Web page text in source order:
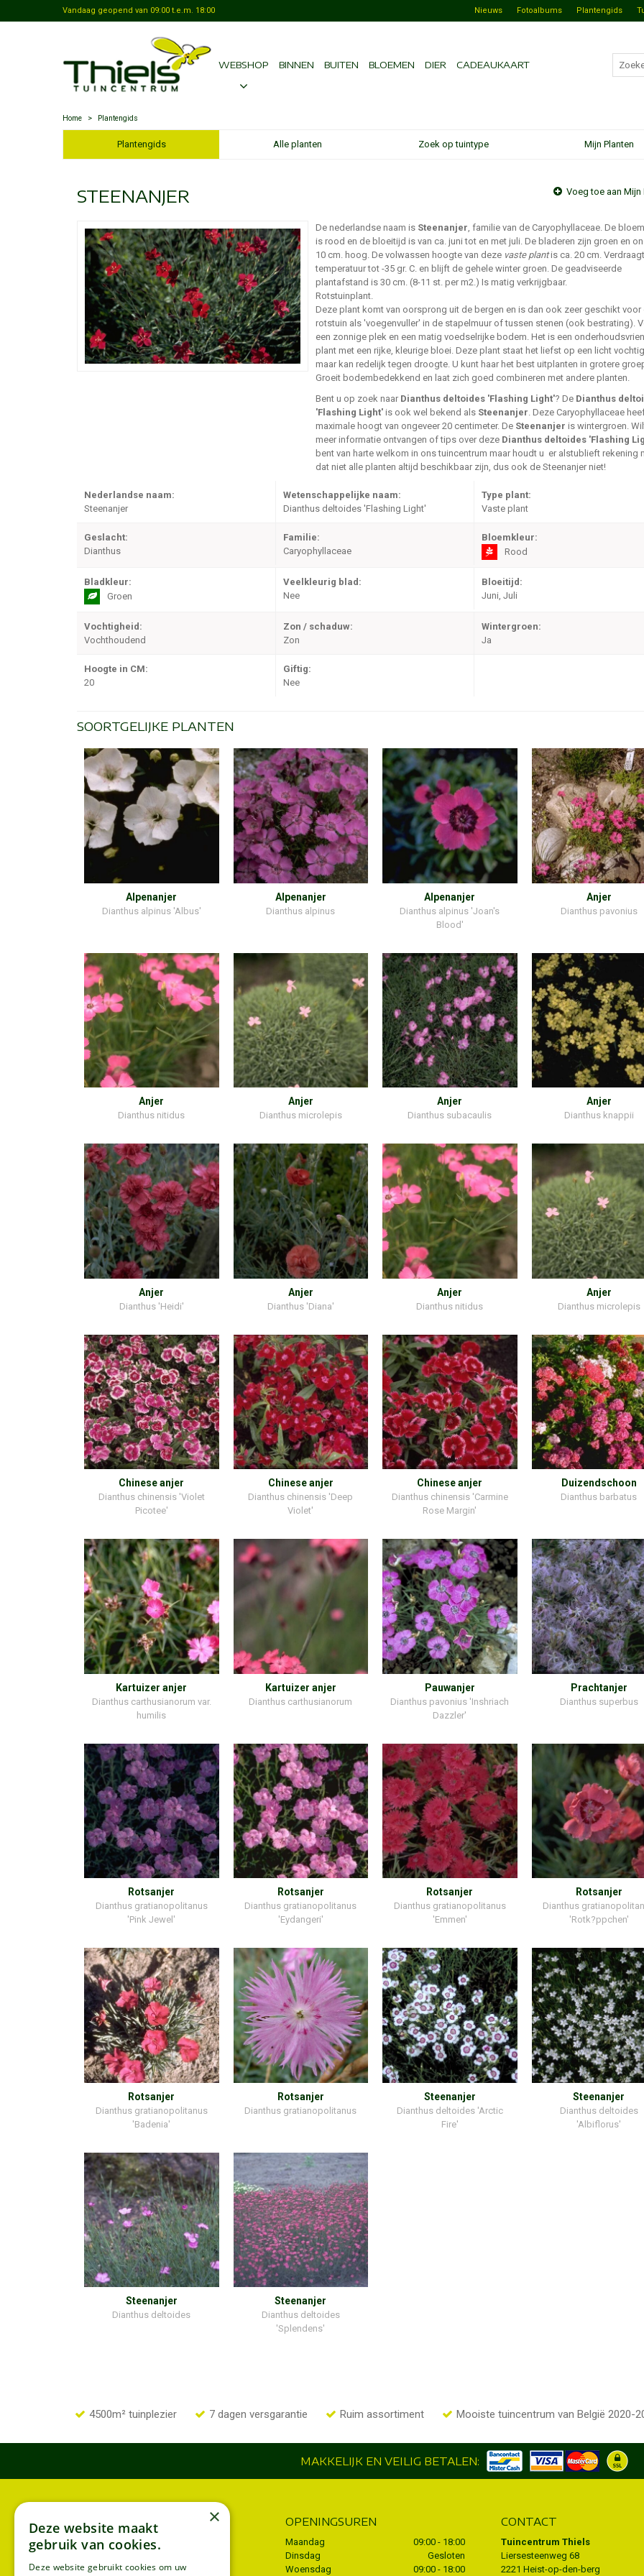
Home > Plantengids
Vandaag geopend van 09:00 t.e.m. 18:00 Nieuws Fotoalbums Plantengids
WEBSHOP BINNEN BUITEN BLOEMEN DIER CADEAUKAART
Plantengids Alle planten Zoek op tuintype Mijn Planten
STEENANJER Voeg toe aan Mijn
De nederlandse naam is Steenanjer, familie van de Caryophyllaceae. De
is rood en de bloeitijd is van ca. juni tot en met juli. De bladeren zijn groen en
10 cm. hoog. De volwassen hoogte van deze vaste plantis ca. 20 cm.
temperatuur tot -35 gr. C. en blijft de gehele winter groen. De geadviseerde
plantafstand is 30 cm. (8-11 st. per m2.) Is matig verkrijgbaar.
Rotstuinplant.
Deze plant komt van oorsprong uit de bergen en is dan ook zeer geschikt voor
rotstuin als 'voegenvuller' in de stapelmuur of tussen stenen (ook bestrating).
een zonnige plek en een matig voedselrijke bodem. Het is een
plant met een rijke, kleurige bloei. Deze plant staat het liefst op een licht
maar kan redelijk tegen droogte. U kunt haar het best uitplanten in grotere
Groeit bodembedekkend en laat zich goed combineren met andere planten.
Bent u op zoek naar Dianthus deltoides 'Flashing Light'? De Dianthus
'Flashing Light' is ook wel bekend als Steenanjer. Deze Caryophyllaceae
maximale hoogt van ongeveer 20 centimeter. De Steenanjer is wintergroen.
meer informatie ontvangen of tips over deze Dianthus deltoides 'Flashing
bent van harte welkom in ons tuincentrum maar houdt u er alstublieft rekening
dat niet alle planten altijd beschikbaar zijn, dus ook de Steenanjer niet!
Nederlandse naam:
Steenanjer
Wetenschappelijke naam:
Dianthus deltoides 'Flashing Light'
Type plant:
Vaste plant
Geslacht:
Dianthus
Familie:
Caryophyllaceae
Bloemkleur:
Rood
Bladkleur:
Groen
Veelkleurig blad:
Nee
Bloeitijd:
Juni, Juli
Vochtigheid:
Vochthoudend
Zon / schaduw:
Zon
Wintergroen:
Ja
Hoogte in CM:
20
Giftig:
Nee
SOORTGELIJKE PLANTEN
Alpenanjer
Dianthus alpinus 'Albus'
Alpenanjer
Dianthus alpinus
Alpenanjer
Dianthus alpinus 'Joan's
Blood'
Anjer
Dianthus pavonius
Anjer
Dianthus nitidus
Anjer
Dianthus microlepis
Anjer
Dianthus subacaulis
Anjer
Dianthus knappii
Anjer
Dianthus 'Heidi'
Anjer
Dianthus 'Diana'
Anjer
Dianthus nitidus
Anjer
Dianthus microlepis
Chinese anjer
Dianthus chinensis 'Violet
Picotee'
Chinese anjer
Dianthus chinensis 'Deep
Violet'
Chinese anjer
Dianthus chinensis 'Carmine
Rose Margin'
Duizendschoon
Dianthus barbatus
Kartuizer anjer
Dianthus carthusianorum var.
humilis
Kartuizer anjer
Dianthus carthusianorum
Pauwanjer
Dianthus pavonius 'Inshriach
Dazzler'
Prachtanjer
Dianthus superbus
Rotsanjer
Dianthus gratianopolitanus
'Pink Jewel'
Rotsanjer
Dianthus gratianopolitanus
'Eydangeri'
Rotsanjer
Dianthus gratianopolitanus
'Emmen'
Rotsanjer
Dianthus
'Rotk?ppchen'
Rotsanjer
Dianthus gratianopolitanus
'Badenia'
Rotsanjer
Dianthus gratianopolitanus
Steenanjer
Dianthus deltoides 'Arctic
Fire'
Steenanjer
Dianthus deltoides
'Albiflorus'
Steenanjer
Dianthus deltoides
Steenanjer
Dianthus deltoides
'Splendens'
4500m² tuinplezier 7 dagen versgarantie Ruim assortiment Mooiste tuincentrum van België 2020-
MAKKELIJK EN VEILIG BETALEN:
INFORMATIE
Algemene voorwaarden
Privacy policy
OPENINGSUREN
Maandag
09:00 - 18:00
Dinsdag
Gesloten
Woensdag
09:00 - 18:00
CONTACT
Tuincentrum Thiels
Liersesteenweg 68
2221 Heist-op-den-berg
×
Deze website maakt
gebruik van cookies.
Deze website gebruikt cookies om uw